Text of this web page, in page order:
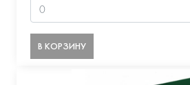
В КОРЗИНУ